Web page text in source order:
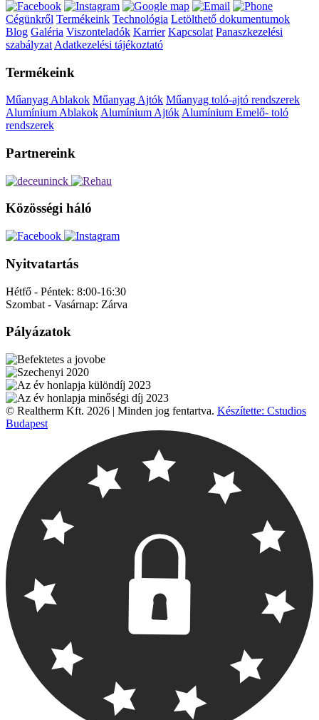
Cégünkről Termékeink Technológia Letölthető dokumentumok
Blog Galéria Viszonteladók Karrier Kapcsolat Panaszkezelési
szabályzat Adatkezelési tájékoztató
Termékeink
Műanyag Ablakok Műanyag Ajtók Műanyag toló-ajtó rendszerek
Alumínium Ablakok Alumínium Ajtók Alumínium Emelő- toló
rendszerek
Partnereink
Közösségi háló
Nyitvatartás
Hétfő - Péntek: 8:00-16:30
Szombat - Vasárnap: Zárva
Pályázatok
© Realtherm Kft. 2026 | Minden jog fentartva. Készítette: Cstudios
Budapest